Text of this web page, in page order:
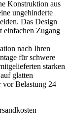
Konstruktion aus
ungehinderte
Das Design
Zugang
nach Ihren
für schwere
starken
glatten
Belastung 24